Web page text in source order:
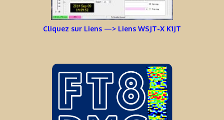
Cliquez sur Liens —> Liens WSJT-X K1JT